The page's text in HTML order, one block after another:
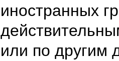
иностранных
или по другим